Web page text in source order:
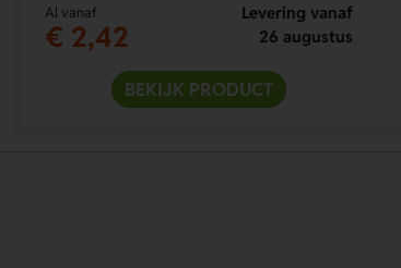
Al vanaf
€ 2,42
Levering vanaf
26 augustus
BEKIJK PRODUCT